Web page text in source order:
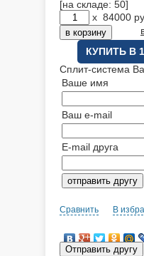
[на складе: 50]
x 84000
КУПИТЬ В
Сплит-система
Ваше имя
Ваш e-mail
E-mail друга
Сравнить В